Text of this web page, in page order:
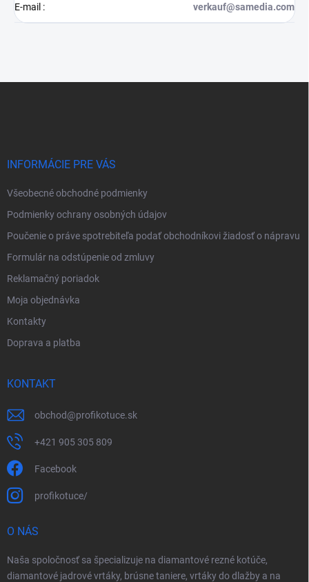
E-mail : verkauf@samedia.com
INFORMÁCIE PRE VÁS
Všeobecné obchodné podmienky
Podmienky ochrany osobných údajov
Poučenie o práve spotrebiteľa podať obchodníkovi žiadosť o nápravu
Formulár na odstúpenie od zmluvy
Reklamačný poriadok
Moja objednávka
Kontakty
Doprava a platba
KONTAKT
obchod@profikotuce.sk
+421 905 305 809
Facebook
profikotuce/
O NÁS
Naša spoločnosť sa špecializuje na diamantové rezné kotúče,
diamantové jadrové vrtáky, brúsne taniere, vrtáky do dlažby a na